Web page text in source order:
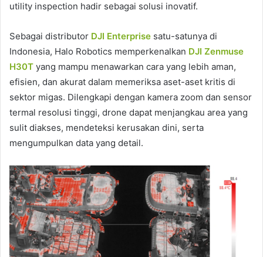
utility inspection hadir sebagai solusi inovatif.
Sebagai distributor DJI Enterprise satu-satunya di
Indonesia, Halo Robotics memperkenalkan DJI Zenmuse
H30T yang mampu menawarkan cara yang lebih aman,
efisien, dan akurat dalam memeriksa aset-aset kritis di
sektor migas. Dilengkapi dengan kamera zoom dan sensor
termal resolusi tinggi, drone dapat menjangkau area yang
sulit diakses, mendeteksi kerusakan dini, serta
mengumpulkan data yang detail.